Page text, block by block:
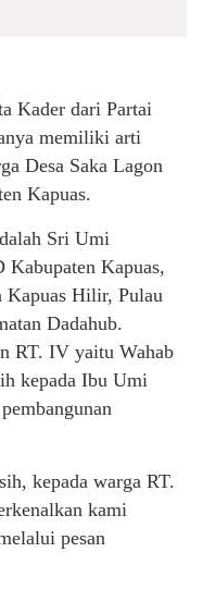
Kader dari Partai
memiliki arti
Desa Saka Lagon
Kapuas.
Sri Umi
Kapuas,
Hilir, Pulau
Dadahub.
RT. IV yaitu Wahab
kepada Ibu Umi
kepada warga RT.
kami
pesan